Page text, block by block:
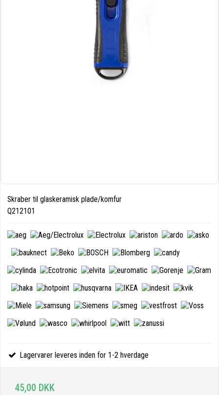
Skraber til glaskeramisk plade/komfur
Q212101
Lagervarer leveres inden for 1-2 hverdage
45,00 DKK